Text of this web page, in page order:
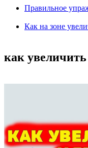
Правильное
Как на зоне
как